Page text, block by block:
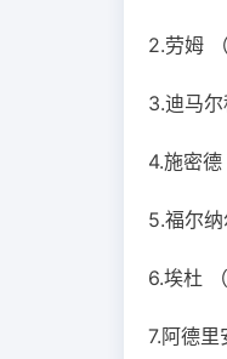
2.劳姆 （
3.迪马
4.施密德
5.福尔
6.埃杜 （
7.阿德